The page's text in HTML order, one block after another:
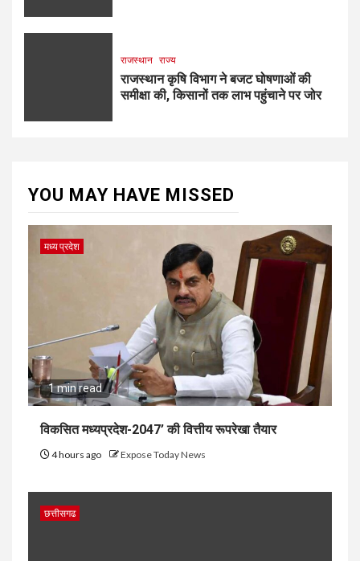
राजस्थान राज्य
राजस्थान कृषि विभाग ने बजट घोषणाओं की
समीक्षा की, किसानों तक लाभ पहुंचाने पर जोर
YOU MAY HAVE MISSED
मध्य प्रदेश
1 min read
विकसित मध्यप्रदेश-2047’ की वित्तीय रूपरेखा तैयार
4 hours ago Expose Today News
छत्तीसगढ